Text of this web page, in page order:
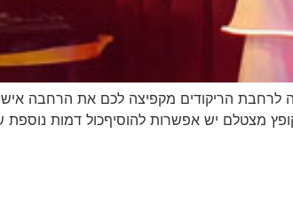
לרחבת הריקודים מקפיצה לכם את הרחבה
מצטלם יש אפשרות להוסיףכול דמות